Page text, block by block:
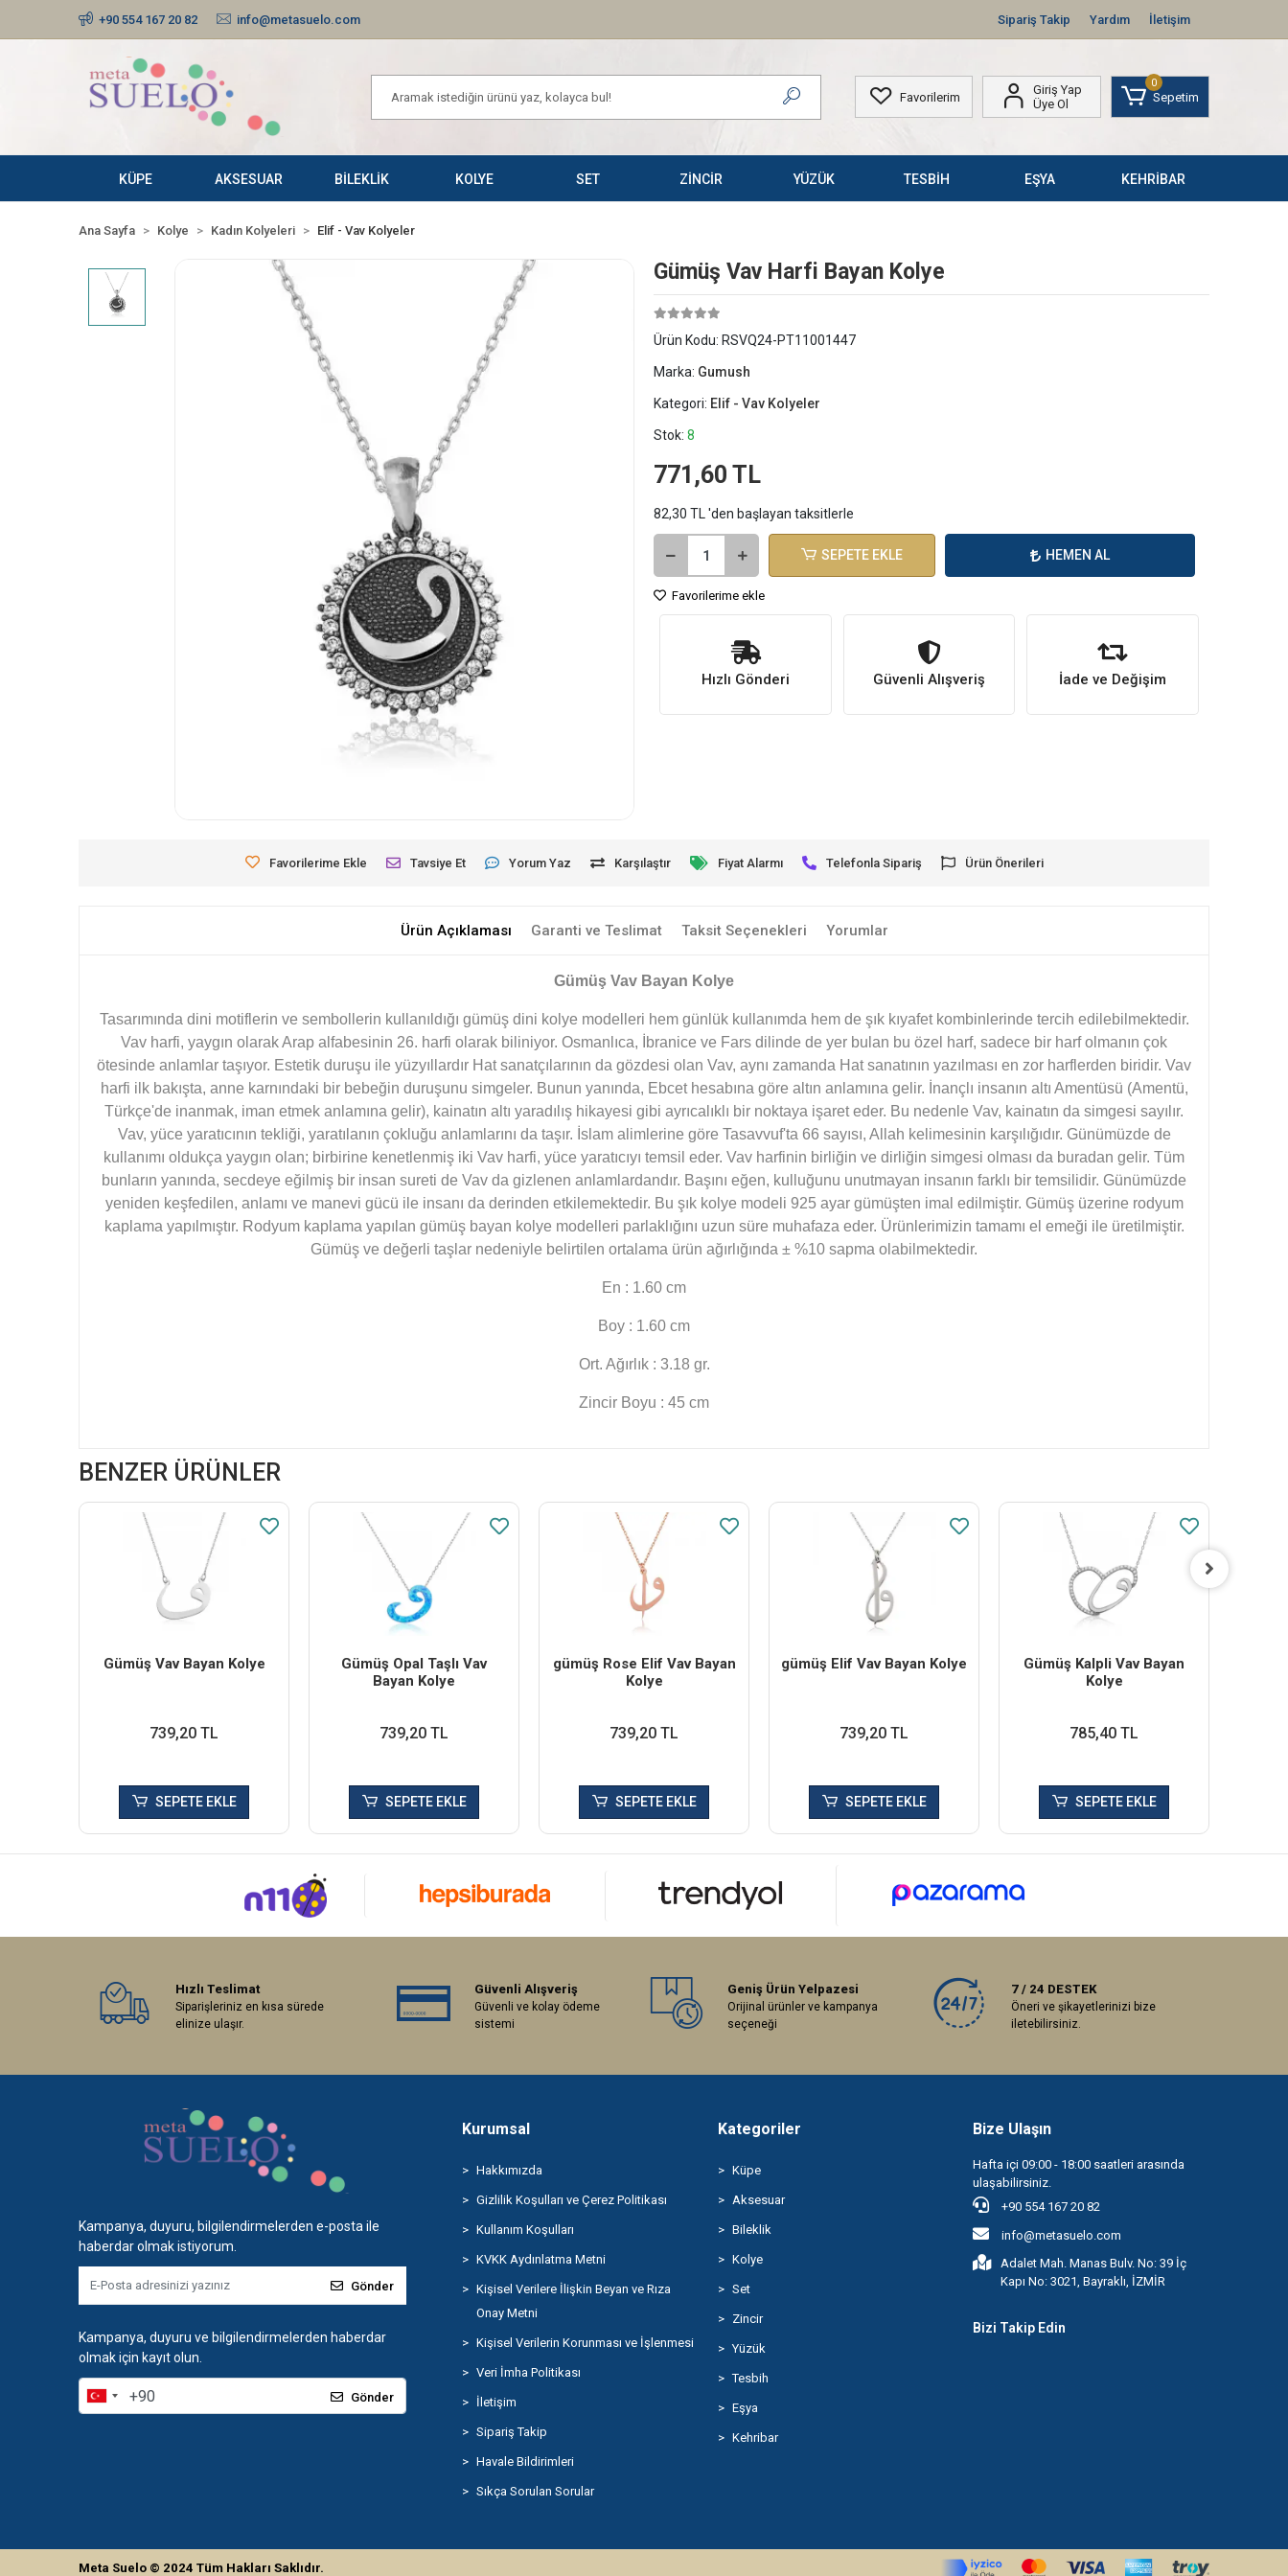
+90 554 167 20 82 info@metasuelo.com Sipariş Takip Yardım İletişim
Favorilerim
Giriş Yap
Üye Ol
0
Sepetim
KÜPE AKSESUAR BİLEKLİK KOLYE SET ZİNCİR YÜZÜK TESBİH EŞYA KEHRİBAR
Ana Sayfa Kolye Kadın Kolyeleri Elif - Vav Kolyeler
Gümüş Vav Harfi Bayan Kolye
Ürün Kodu: RSVQ24-PT11001447
Marka: Gumush
Kategori: Elif - Vav Kolyeler
Stok: 8
771,60 TL
82,30 TL 'den başlayan taksitlerle
SEPETE EKLE HEMEN AL
Favorilerime ekle
Hızlı Gönderi Güvenli Alışveriş İade ve Değişim
Favorilerime Ekle Tavsiye Et Yorum Yaz Karşılaştır Fiyat Alarmı Telefonla Sipariş Ürün Önerileri
Ürün Açıklaması Garanti ve Teslimat Taksit Seçenekleri Yorumlar
Gümüş Vav Bayan Kolye
Tasarımında dini motiflerin ve sembollerin kullanıldığı gümüş dini kolye modelleri hem günlük kullanımda hem de şık kıyafet kombinlerinde tercih edilebilmektedir.
Vav harfi, yaygın olarak Arap alfabesinin 26. harfi olarak biliniyor. Osmanlıca, İbranice ve Fars dilinde de yer bulan bu özel harf, sadece bir harf olmanın çok
ötesinde anlamlar taşıyor. Estetik duruşu ile yüzyıllardır Hat sanatçılarının da gözdesi olan Vav, aynı zamanda Hat sanatının yazılması en zor harflerden biridir. Vav
harfi ilk bakışta, anne karnındaki bir bebeğin duruşunu simgeler. Bunun yanında, Ebcet hesabına göre altın anlamına gelir. İnançlı insanın altı Amentüsü (Amentü,
Türkçe'de inanmak, iman etmek anlamına gelir), kainatın altı yaradılış hikayesi gibi ayrıcalıklı bir noktaya işaret eder. Bu nedenle Vav, kainatın da simgesi sayılır.
Vav, yüce yaratıcının tekliği, yaratılanın çokluğu anlamlarını da taşır. İslam alimlerine göre Tasavvuf'ta 66 sayısı, Allah kelimesinin karşılığıdır. Günümüzde de
kullanımı oldukça yaygın olan; birbirine kenetlenmiş iki Vav harfi, yüce yaratıcıyı temsil eder. Vav harfinin birliğin ve dirliğin simgesi olması da buradan gelir. Tüm
bunların yanında, secdeye eğilmiş bir insan sureti de Vav da gizlenen anlamlardandır. Başını eğen, kulluğunu unutmayan insanın farklı bir temsilidir. Günümüzde
yeniden keşfedilen, anlamı ve manevi gücü ile insanı da derinden etkilemektedir. Bu şık kolye modeli 925 ayar gümüşten imal edilmiştir. Gümüş üzerine rodyum
kaplama yapılmıştır. Rodyum kaplama yapılan gümüş bayan kolye modelleri parlaklığını uzun süre muhafaza eder. Ürünlerimizin tamamı el emeği ile üretilmiştir.
Gümüş ve değerli taşlar nedeniyle belirtilen ortalama ürün ağırlığında ± %10 sapma olabilmektedir.
En : 1.60 cm
Boy : 1.60 cm
Ort. Ağırlık : 3.18 gr.
Zincir Boyu : 45 cm
BENZER ÜRÜNLER
Gümüş Vav Bayan Kolye
739,20 TL
SEPETE EKLE
Gümüş Opal Taşlı Vav
Bayan Kolye
739,20 TL
SEPETE EKLE
​gümüş Rose Elif Vav Bayan
Kolye
739,20 TL
SEPETE EKLE
​gümüş Elif Vav Bayan Kolye
739,20 TL
SEPETE EKLE
Gümüş Kalpli Vav Bayan
Kolye
785,40 TL
SEPETE EKLE
Hızlı Teslimat
Siparişleriniz en kısa sürede
elinize ulaşır.
Güvenli Alışveriş
Güvenli ve kolay ödeme
sistemi
Geniş Ürün Yelpazesi
Orijinal ürünler ve kampanya
seçeneği
7 / 24 DESTEK
Öneri ve şikayetlerinizi bize
iletebilirsiniz.
Kampanya, duyuru, bilgilendirmelerden e-posta ile
haberdar olmak istiyorum.
Gönder
Kampanya, duyuru ve bilgilendirmelerden haberdar
olmak için kayıt olun.
Gönder
Kurumsal
Hakkımızda
Gizlilik Koşulları ve Çerez Politikası
Kullanım Koşulları
KVKK Aydınlatma Metni
Kişisel Verilere İlişkin Beyan ve Rıza
Onay Metni
Kişisel Verilerin Korunması ve İşlenmesi
Veri İmha Politikası
İletişim
Sipariş Takip
Havale Bildirimleri
Sıkça Sorulan Sorular
Kategoriler
Küpe
Aksesuar
Bileklik
Kolye
Set
Zincir
Yüzük
Tesbih
Eşya
Kehribar
Bize Ulaşın
Hafta içi 09:00 - 18:00 saatleri arasında
ulaşabilirsiniz.
+90 554 167 20 82
info@metasuelo.com
Adalet Mah. Manas Bulv. No: 39 İç
Kapı No: 3021, Bayraklı, İZMİR
Bizi Takip Edin
Meta Suelo © 2024 Tüm Hakları Saklıdır.